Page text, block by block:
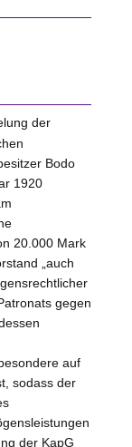
der
Bodo
1920
20.000 Mark
„auch
gegen
auf
sodass der
der KapG